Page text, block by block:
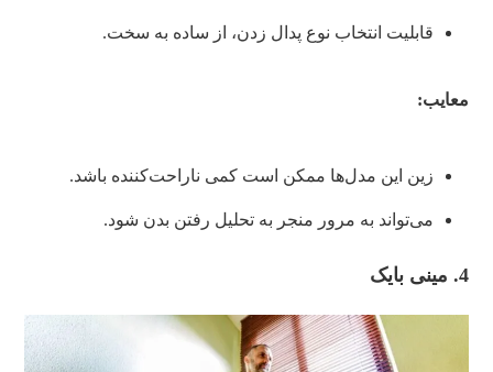
قابلیت انتخاب نوع پدال زدن، از ساده به سخت.
معایب:
زین این مدل‌ها ممکن است کمی ناراحت‌کننده باشد.
می‌تواند به مرور منجر به تحلیل رفتن بدن شود.
4. مینی بایک